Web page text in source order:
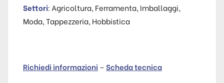
Settori: Agricoltura, Ferramenta, Imballaggi,
Moda, Tappezzeria, Hobbistica
Richiedi informazioni – Scheda tecnica